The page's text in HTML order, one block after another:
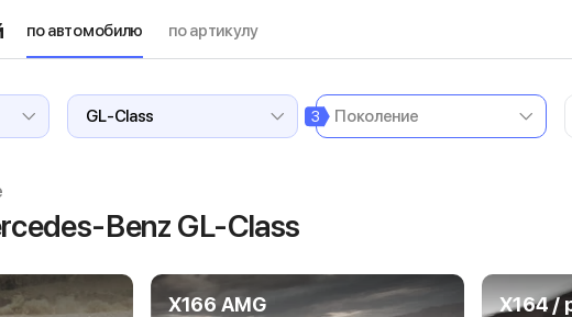
по автомобилю по артикулу
3
Benz GL-Class
X166 AMG X164 /